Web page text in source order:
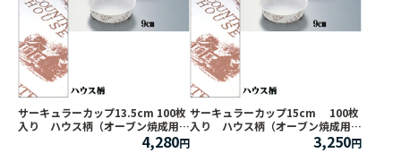
サーキュラーカップ13.5cm 100枚
入り ハウス柄（オーブン焼成用紙
4,280
サーキュラーカップ15cm 100枚
入り ハウス柄（オーブン焼成用紙
3,250